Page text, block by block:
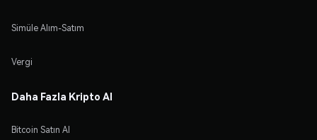
Simüle Alım-Satım
Vergi
Daha Fazla Kripto Al
Bitcoin Satın Al